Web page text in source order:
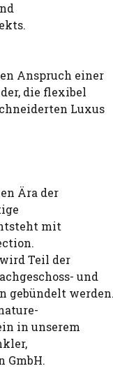
Anspruch einer
die flexibel
Luxus
Ära der
mit
Teil der
und
gebündelt werden.
in unserem
GmbH.